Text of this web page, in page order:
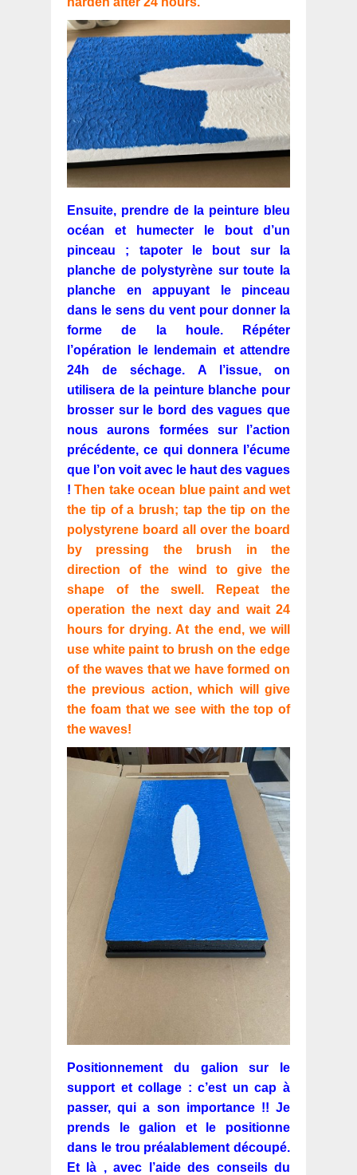
Ensuite, prendre de la peinture bleu
océan et humecter le bout d’un
pinceau ; tapoter le bout sur la
planche de polystyrène sur toute la
planche en appuyant le pinceau
dans le sens du vent pour donner la
forme de la houle. Répéter
l’opération le lendemain et attendre
24h de séchage. A l’issue, on
utilisera de la peinture blanche pour
brosser sur le bord des vagues que
nous aurons formées sur l’action
précédente, ce qui donnera l’écume
que l’on voit avec le haut des vagues
! Then take ocean blue paint and wet
the tip of a brush; tap the tip on the
polystyrene board all over the board
by pressing the brush in the
direction of the wind to give the
shape of the swell. Repeat the
operation the next day and wait 24
hours for drying. At the end, we will
use white paint to brush on the edge
of the waves that we have formed on
the previous action, which will give
the foam that we see with the top of
the waves!
Positionnement du galion sur le
support et collage : c’est un cap à
passer, qui a son importance !! Je
prends le galion et le positionne
dans le trou préalablement découpé.
Et là , avec l’aide des conseils du